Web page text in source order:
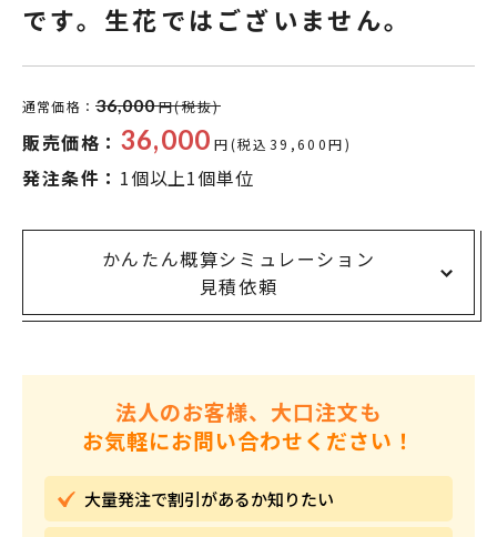
です。生花ではございません。
通常価格： 36,000円(税抜)
販売価格： 36,000 円(税込39,600円)
発注条件： 1個以上1個単位
かんたん概算シミュレーション
見積依頼
法人のお客様、大口注文も
お気軽にお問い合わせください！
大量発注で割引があるか知りたい